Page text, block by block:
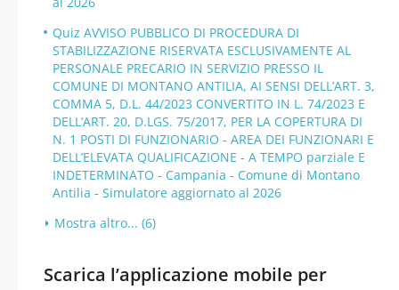
Quiz AVVISO PUBBLICO DI PROCEDURA DI
STABILIZZAZIONE RISERVATA ESCLUSIVAMENTE AL
PERSONALE PRECARIO IN SERVIZIO PRESSO IL
COMUNE DI MONTANO ANTILIA, AI SENSI DELL’ART. 3,
COMMA 5, D.L. 44/2023 CONVERTITO IN L. 74/2023 E
DELL’ART. 20, D.LGS. 75/2017, PER LA COPERTURA DI
N. 1 POSTI DI FUNZIONARIO - AREA DEI FUNZIONARI E
DELL’ELEVATA QUALIFICAZIONE - A TEMPO parziale E
INDETERMINATO - Campania - Comune di Montano
Antilia - Simulatore aggiornato al 2026
Mostra altro... (6)
Scarica l’applicazione mobile per